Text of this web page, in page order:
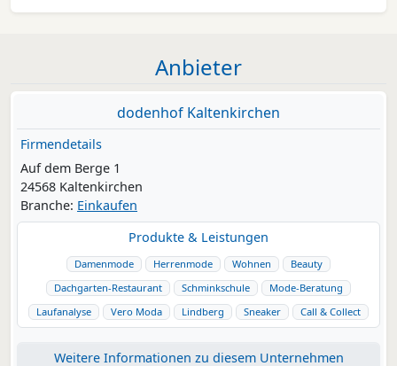
Anbieter
dodenhof Kaltenkirchen
Firmendetails
Auf dem Berge 1
24568 Kaltenkirchen
Branche: Einkaufen
Produkte & Leistungen
Damenmode Herrenmode Wohnen
Beauty
Dachgarten-Restaurant
Schminkschule
Mode-Beratung
Laufanalyse
Vero Moda Lindberg Sneaker Call & Collect
Weitere Informationen zu diesem Unternehmen